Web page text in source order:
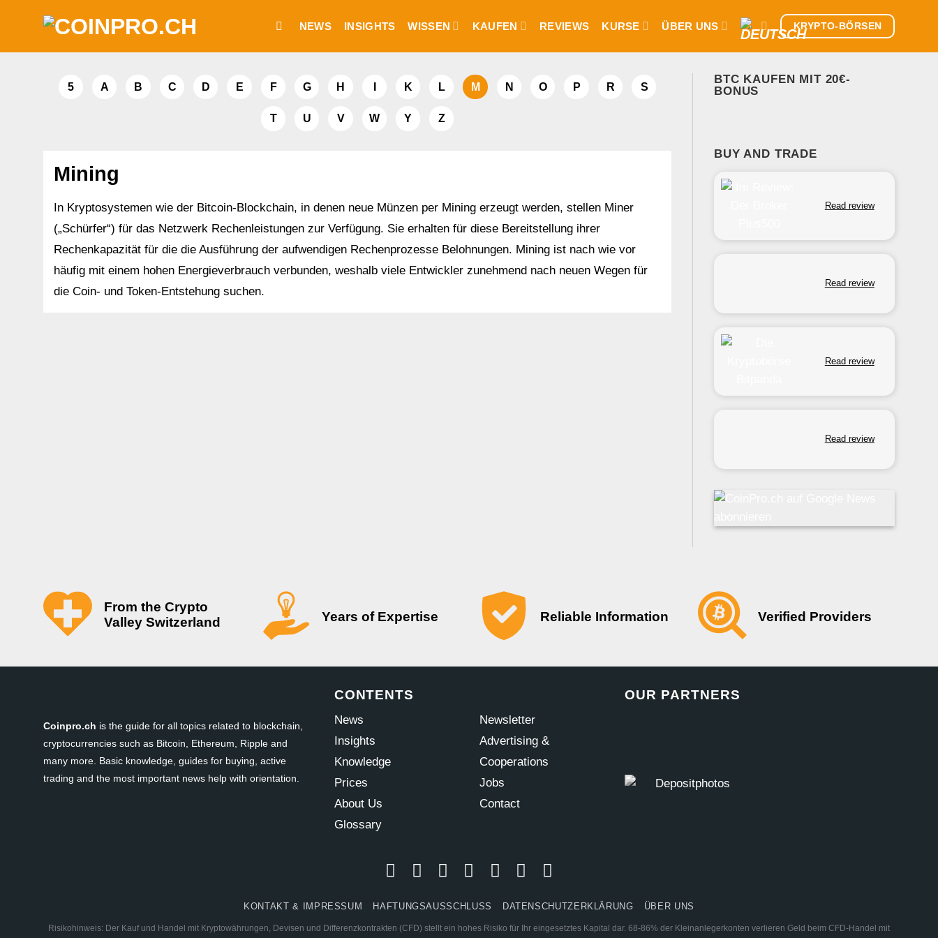
NEWS INSIGHTS WISSEN KAUFEN REVIEWS KURSE ÜBER UNS KRYPTO-BÖRSEN
5 A B C D E F G H K L M N O P R S
T U V W Y Z
Mining
In Kryptosystemen wie der Bitcoin-Blockchain, in denen neue Münzen per Mining erzeugt werden, stellen Miner
(„Schürfer“) für das Netzwerk Rechenleistungen zur Verfügung. Sie erhalten für diese Bereitstellung ihrer
Rechenkapazität für die die Ausführung der aufwendigen Rechenprozesse Belohnungen. Mining ist nach wie vor
häufig mit einem hohen Energieverbrauch verbunden, weshalb viele Entwickler zunehmend nach neuen Wegen für
die Coin- und Token-Entstehung suchen.
BTC KAUFEN MIT 20€-
BONUS
BUY AND TRADE
Read review
Read review
Read review
Read review
From the Crypto
Valley Switzerland
Years of Expertise Reliable Information Verified Providers
Coinpro.ch is the guide for all topics related to blockchain,
cryptocurrencies such as Bitcoin, Ethereum, Ripple and
many more. Basic knowledge, guides for buying, active
trading and the most important news help with orientation.
CONTENTS
News
Insights
Knowledge
Prices
About Us
Glossary
Newsletter
Advertising &
Cooperations
Jobs
Contact
OUR PARTNERS
KONTAKT & IMPRESSUM HAFTUNGSAUSSCHLUSS DATENSCHUTZERKLÄRUNG ÜBER UNS
Risikohinweis: Der Kauf und Handel mit Kryptowährungen, Devisen und Differenzkontrakten (CFD) stellt ein hohes Risiko für Ihr eingesetztes Kapital dar. 68-86% der Kleinanlegerkonten verlieren Geld beim CFD-Handel mit